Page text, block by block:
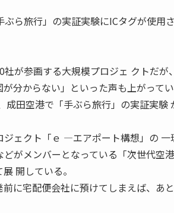
ら旅行」の実証実験にICタグが使用
が参画する大規模プロジェ クトだが
分からない」といった声も上がってい
成田空港で「手ぶら旅行」の実証実験
ェクト「ｅ ―エアポート構想」の 一
がメンバーとなっている「次世代空
開している。
に宅配便会社に預けてしまえば、あ